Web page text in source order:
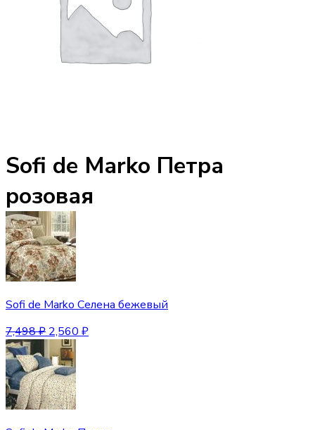
Sofi de Marko Петра
розовая
Sofi de Marko Селена бежевый
7,498₽ 2,560 ₽